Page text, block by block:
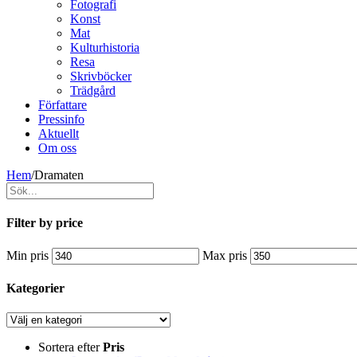
Fotografi
Konst
Mat
Kulturhistoria
Resa
Skrivböcker
Trädgård
Författare
Pressinfo
Aktuellt
Om oss
Hem/Dramaten
Filter by price
Min pris Max pris
Kategorier
Sortera efterPris